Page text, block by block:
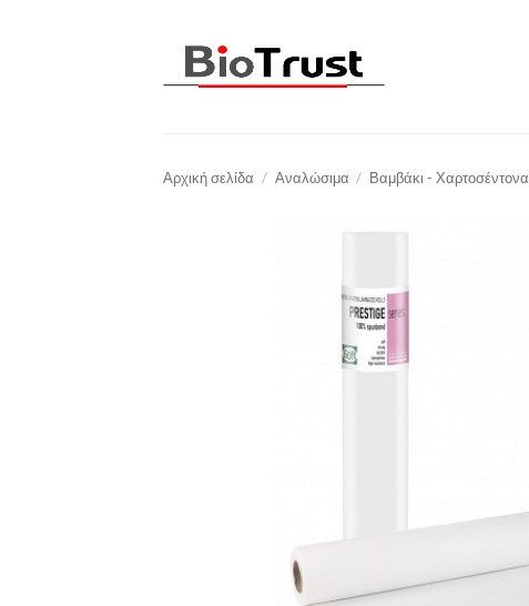
Αρχική σελίδα / Αναλώσιμα / Βαμβάκι - Χαρτοσέντονα